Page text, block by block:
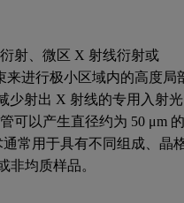
射、微区 X 射线衍射或
来进行极小区域内的高度局
少射出 X 射线的专用入射光
可以产生直径约为 50 μm
常用于具有不同组成、晶
非均质样品。